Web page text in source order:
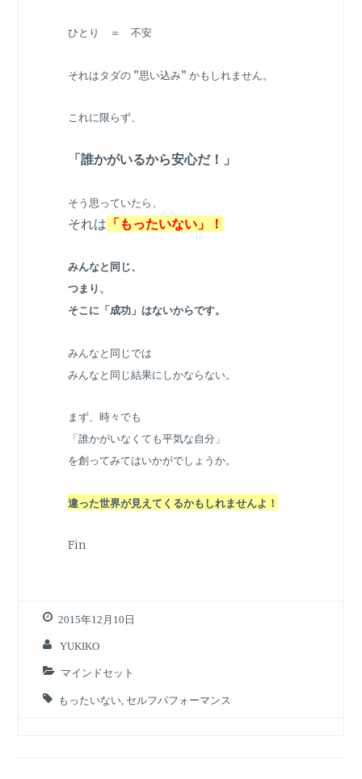
ひとり ＝ 不安
それはタダの ”思い込み” かもしれません。
これに限らず、
「誰かがいるから安心だ！」
そう思っていたら、
それは 「もったいない」！
みんなと同じ、
つまり、
そこに「成功」はないからです。
みんなと同じでは
みんなと同じ結果にしかならない。
まず、時々でも
「誰かがいなくても平気な自分」
を創ってみてはいかがでしょうか。
違った世界が見えてくるかもしれませんよ！
Fin
2015年12月10日
YUKIKO
マインドセット
もったいない セルフパフォーマンス